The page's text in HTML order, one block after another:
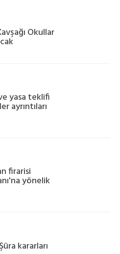
Okullar
yasa teklifi
ayrıntıları
firarisi
yönelik
kararları